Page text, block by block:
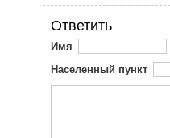
Ответить
Имя
Населенный пункт